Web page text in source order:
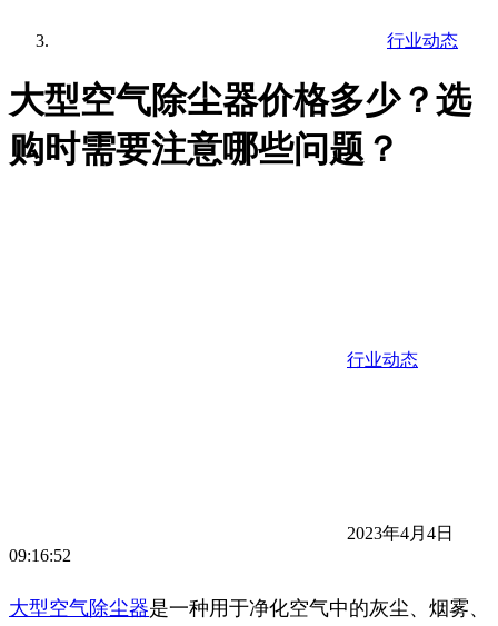
行业动态
大型空气除尘器价格多少？选
购时需要注意哪些问题？
行业动态
2023年4月4日
09:16:52
大型空气除尘器是一种用于净化空气中的灰尘、烟雾、